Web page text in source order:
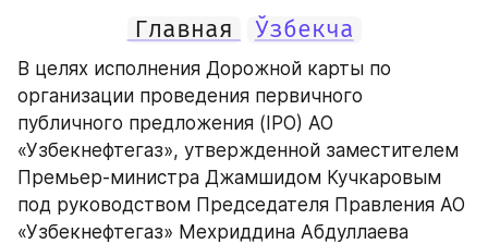
Главная Ўзбекча
В целях исполнения Дорожной карты по
организации проведения первичного
публичного предложения (IPO) АО
«Узбекнефтегаз», утвержденной заместителем
Премьер-министра Джамшидом Кучкаровым
под руководством Председателя Правления АО
«Узбекнефтегаз» Мехриддина Абдуллаева